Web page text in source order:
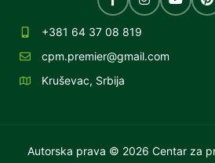
+381 64 37 08 819
cpm.premier@gmail.com
Kruševac, Srbija
Autorska prava © 2026 Centar za